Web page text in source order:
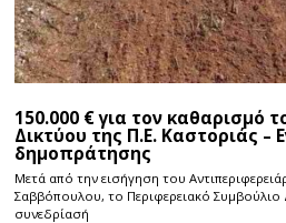
150.000 € για τον καθαρισμό
Δικτύου της Π.Ε. Καστοριάς –
δημοπράτησης
Μετά από την εισήγηση του
Σαββόπουλου, το Περιφερειακό Συμβούλιο
συνεδρίασή